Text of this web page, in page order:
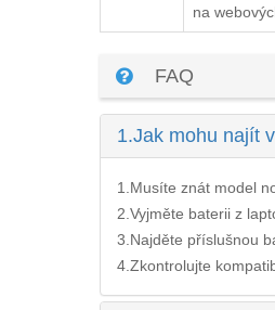
na
FAQ
1.Jak mohu najít
1.Musíte znát model
2.Vyjměte baterii z
3.Najděte příslušnou
4.Zkontrolujte